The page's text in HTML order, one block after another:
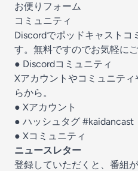
お便りフォーム
コミュニティ
Discordでポッドキャストコ
す。無料ですのでお気軽に
● Discordコミュニティ
Xアカウントやコミュニテ
らから。
● Xアカウント
● ハッシュタグ #kaidancast
● Xコミュニティ
ニュースレター
登録していただくと、番組